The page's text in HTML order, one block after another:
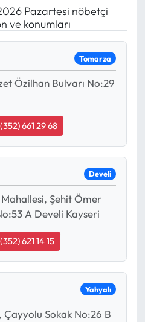
Pazartesi nöbetçi
ve konumları
Tomarza
Özilhan Bulvarı No:29
661 29 68
Develi
Şehit Ömer
A Develi Kayseri
621 14 15
Yahyalı
Sokak No:26 B